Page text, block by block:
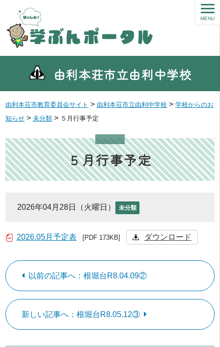
由利本荘市立由利中学校
MENU
由利本荘市教育委員会サイト > 由利本荘市立由利中学校 >学校からのお
知らせ >未分類 > ５月行事予定
５月行事予定
2026年04月28日（火曜日） 未分類
2026.05月予定表 [PDF 173KB] ダウンロード
以前の記事へ：根堀台R8.04.09②
新しい記事へ：根堀台R8.05.12③